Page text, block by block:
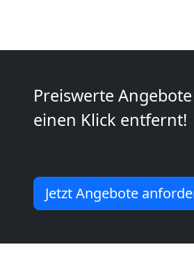
Preiswerte
einen Klick entfernt!
Jetzt Angebote
International
National
Beiladung